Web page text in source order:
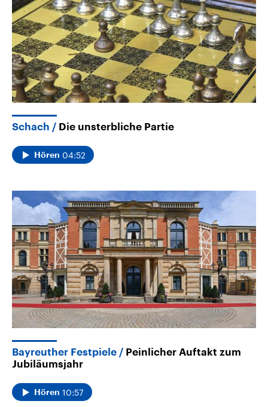
Schach Die unsterbliche Partie
Hören 04:52
Bayreuther Festpiele
Peinlicher Auftakt zum
Jubiläumsjahr
Hören 10:57